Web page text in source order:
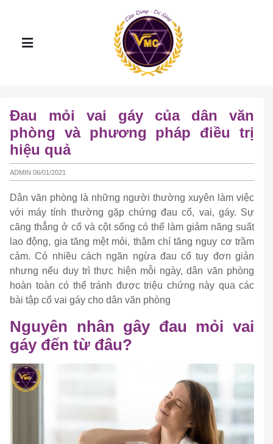
Đau mỏi vai gáy của dân văn
phòng và phương pháp điều trị
hiệu quả
ADMIN 06/01/2021
Dân văn phòng là những người thường xuyên làm việc
với máy tính thường gặp chứng đau cổ, vai, gáy. Sự
căng thẳng ở cổ và cột sống có thể làm giảm năng suất
lao động, gia tăng mệt mỏi, thậm chí tăng nguy cơ trầm
cảm. Có nhiều cách ngăn ngừa đau cổ tuy đơn giản
nhưng nếu duy trì thực hiện mỗi ngày, dân văn phòng
hoàn toàn có thể tránh được triệu chứng này qua các
bài tập cổ vai gáy cho dân văn phòng
Nguyên nhân gây đau mỏi vai
gáy đến từ đâu?